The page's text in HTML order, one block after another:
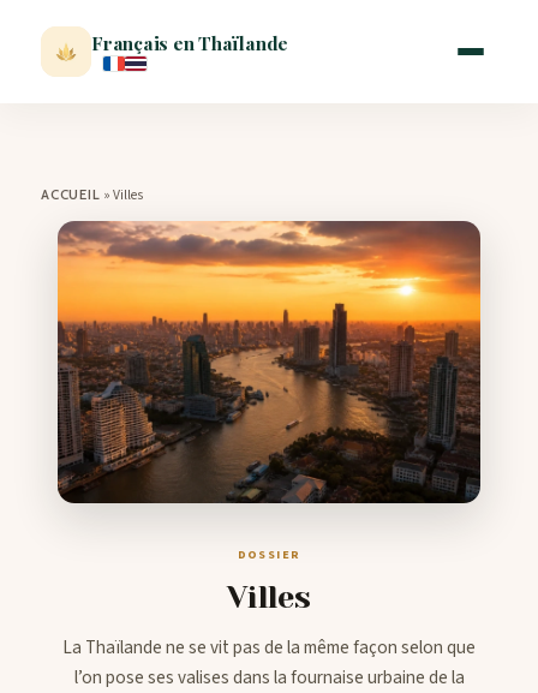
Français en Thaïlande
ACTUALITÉ
VISITER
MÉTÉO
EXPATRIATION
ACCUEIL »Villes
DOSSIER
Villes
La Thaïlande ne se vit pas de la même façon selon que
l’on pose ses valises dans la fournaise urbaine de la